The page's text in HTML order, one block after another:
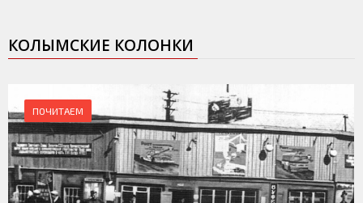
КОЛЫМСКИЕ КОЛОНКИ
ПОЧИТАЕМ